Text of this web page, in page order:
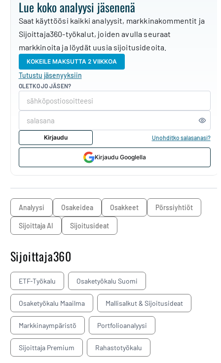
Lue koko analyysi jäsenenä
Saat käyttöösi kaikki analyysit, markkinakommentit ja
Sijoittaja360-työkalut, joiden avulla seuraat
markkinoita ja löydät uusia sijoitusideoita.
KOKEILE MAKSUTTA 2 VIIKKOA
Tutustu jäsenyyksiin
OLETKO JO JÄSEN?
Kirjaudu Unohditko salasanasi?
Kirjaudu Googlella
analyysi osakeidea osakkeet pörssiyhtiöt
Sijoittaja AI sijoitusideat
Sijoittaja360
ETF-Työkalu Osaketyökalu Suomi
Osaketyökalu Maailma Mallisalkut & Sijoitusideat
Markkinaympäristö Portfolioanalyysi
Sijoittaja Premium Rahastotyökalu